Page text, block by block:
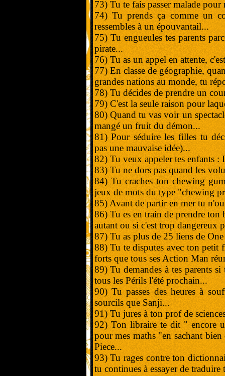
73) Tu te fais passer malade
74) Tu prends ça comme un
ressembles à un épouvantail...
75) Tu engueules tes parents
pirate...
76) Tu as un appel en attente,
77) En classe de géographie,
grandes nations au monde, tu
78) Tu décides de prendre un
79) C'est la seule raison pour
80) Quand tu vas voir un
mangé un fruit du démon...
81) Pour séduire les filles tu
pas une mauvaise idée)...
82) Tu veux appeler tes enfants
83) Tu ne dors pas quand les
84) Tu craches ton chewing
jeux de mots du type "chewing
85) Avant de partir en mer tu
86) Tu es en train de prendre
autant ou si c'est trop dangereux
87) Tu as plus de 25 liens de
88) Tu te disputes avec ton petit
forts que tous ses Action Man
89) Tu demandes à tes parents
tous les Périls l'été prochain...
90) Tu passes des heures à
sourcils que Sanji...
91) Tu jures à ton prof de
92) Ton libraire te dit " encore
pour mes maths "en sachant
Piece...
93) Tu rages contre ton
tu continues à essayer de traduire